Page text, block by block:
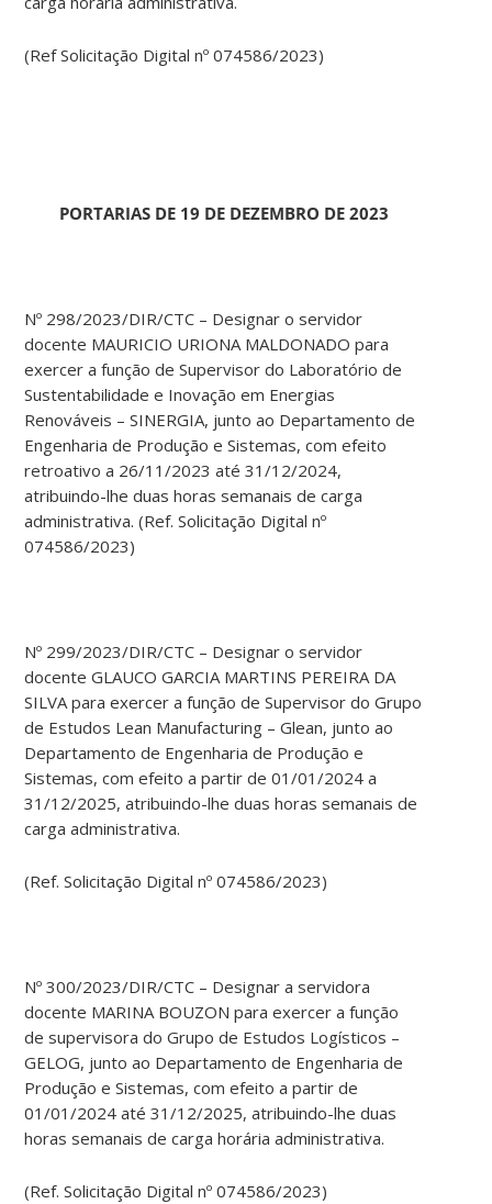
(Ref Solicitação Digital nº 074586/2023)
PORTARIAS DE 19 DE DEZEMBRO DE 2023
Nº 298/2023/DIR/CTC – Designar o servidor
docente MAURICIO URIONA MALDONADO para
exercer a função de Supervisor do Laboratório de
Sustentabilidade e Inovação em Energias
Renováveis – SINERGIA, junto ao Departamento de
Engenharia de Produção e Sistemas, com efeito
retroativo a 26/11/2023 até 31/12/2024,
atribuindo-lhe duas horas semanais de carga
administrativa. (Ref. Solicitação Digital nº
074586/2023)
Nº 299/2023/DIR/CTC – Designar o servidor
docente GLAUCO GARCIA MARTINS PEREIRA DA
SILVA para exercer a função de Supervisor do Grupo
de Estudos Lean Manufacturing – Glean, junto ao
Departamento de Engenharia de Produção e
Sistemas, com efeito a partir de 01/01/2024 a
31/12/2025, atribuindo-lhe duas horas semanais de
carga administrativa.
(Ref. Solicitação Digital nº 074586/2023)
Nº 300/2023/DIR/CTC – Designar a servidora
docente MARINA BOUZON para exercer a função
de supervisora do Grupo de Estudos Logísticos –
GELOG, junto ao Departamento de Engenharia de
Produção e Sistemas, com efeito a partir de
01/01/2024 até 31/12/2025, atribuindo-lhe duas
horas semanais de carga horária administrativa.
(Ref. Solicitação Digital nº 074586/2023)